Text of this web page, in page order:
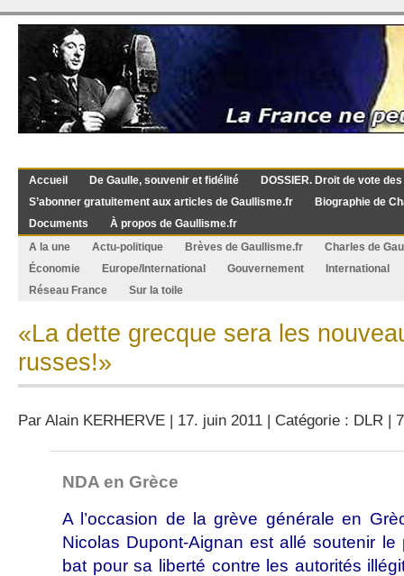
Accueil De Gaulle, souvenir et fidélité
DOSSIER. Droit de vote
S’abonner gratuitement aux articles de Gaullisme.fr
Biographie de
Documents
À propos de Gaullisme.fr
A la une
Actu-politique Brèves de Gaullisme.fr
Charles de
Économie
Europe/International Gouvernement
International
Réseau France
Sur la toile
«La dette grecque sera les
russes!»
Par Alain KERHERVE | 17. juin 2011 | Catégorie : DLR |
NDA en Grèce
A l’occasion de la grève générale en
Nicolas Dupont-Aignan est allé soutenir
bat pour sa liberté contre les autorités